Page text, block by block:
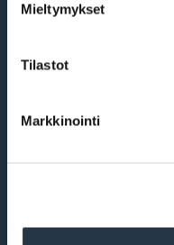
Mieltymykset
Tilastot
Markkinointi
+358 2 4345 111
kirjaamo@naantali.fi